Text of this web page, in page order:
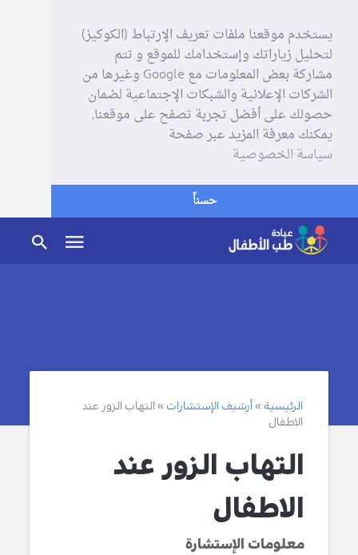
يستخدم موقعنا ملفات تعريف الإرتباط (الكوكيز)
لتحليل زياراتك وإستخدامك للموقع و تتم
مشاركة بعض المعلومات مع Google وغيرها من
الشركات الإعلانية والشبكات الإجتماعية لضمان
حصولك على أفضل تجربة تصفح على موقعنا,
يمكنك معرفة المزيد عبر صفحة
سياسة الخصوصية
حسناً
الرئيسية أرشيف الإستشارات
التهاب الزور عند
الاطفال
التهاب الزور عند
الاطفال
معلومات الإستشارة